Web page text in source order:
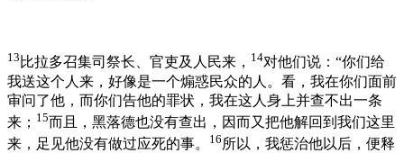
13 比拉多召集司祭长、官吏及人民来， 14对他们说：“你们给
我送这个人来，好像是一个煽惑民众的人。看，我在你们面前
审问了他，而你们告他的罪状，我在这人身上并查不出一条
来； 15而且，黑落德也没有查出，因而又把他解回到我们这里
来，足见他没有做过应死的事。
16所以，我惩治他以后，便释